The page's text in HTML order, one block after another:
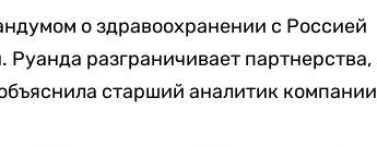
о здравоохранении с Россией
разграничивает партнерства,
старший аналитик компании